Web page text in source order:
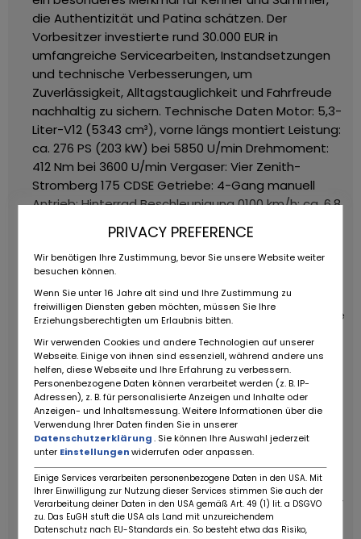
die Authentizität und Patina schätzen. Der
Vorbesitzer investierte rund 30.000 EUR in
umfangreiche Servicearbeiten, Instandsetzungen
und technische Verbesserungen, um
Zuverlässigkeit, Alltagstauglichkeit und Fahrfreude
nachhaltig zu sichern. Technische Daten Motor: 5,3-
Liter-V12 (5343 cm³), vorne längs montiert Leistung:
ca. 276 PS (203 kW) bei 5850 U/min Drehmoment:
412 Nm bei 3600 U/min Vergaser: Vier Zenith-
Stromberg 175 CDSEGetriebe: 4-Gang manuell
Antrieb: HinterradBeschleunigung 0100 km/h: ca. 6,8
Sonderausstattung & Verbesserungen
Sonderkühler (Mercedes-Benz SL) für verbesserte
KühlungAutomatisch zuschaltbarer Zusatzlüfter
Großer ÖlkühlerVergaseranlage 2009 erneuert
Gehärtete Ventile für bleifreien BetriebVerbesserte
KlimatechnikCD-Wechsler integriertBremsanlage
optimiert für bessere VerzögerungSpezielle Felgen
& Reifen für verbesserte Straßenlage
Automatische Stromunterbrechung für
WinterstilllegungDokumentation & Historie
Deutsche FahrzeugpapiereOldtimer H-Abnahme
Classic Data Wertgutachten von 2004 und 2014
Umfangreiche Rechnungen über Instandhaltungen
& VerbesserungenBesonderheit Die Serie 3 mit V12-
Motor wurde nur von 1971 bis 1974 produziert und ist
PRIVACY PREFERENCE
Wir benötigen Ihre Zustimmung, bevor Sie unsere Website weiter
besuchen können.
Wenn Sie unter 16 Jahre alt sind und Ihre Zustimmung zu
freiwilligen Diensten geben möchten, müssen Sie Ihre
Erziehungsberechtigten um Erlaubnis bitten.
Wir verwenden Cookies und andere Technologien auf unserer
Webseite. Einige von ihnen sind essenziell, während andere uns
helfen, diese Webseite und Ihre Erfahrung zu verbessern.
Personenbezogene Daten können verarbeitet werden (z. B. IP-
Adressen), z. B. für personalisierte Anzeigen und Inhalte oder
Anzeigen- und Inhaltsmessung. Weitere Informationen über die
Verwendung Ihrer Daten finden Sie in unserer
Datenschutzerklärung. Sie können Ihre Auswahl jederzeit
unter Einstellungenwiderrufen oder anpassen.
Einige Services verarbeiten personenbezogene Daten in den USA. Mit
Ihrer Einwilligung zur Nutzung dieser Services stimmen Sie auch der
Verarbeitung deiner Daten in den USA gemäß Art. 49 (1) lit. a DSGVO
zu. Das EuGH stuft die USA als Land mit unzureichendem
Datenschutz nach EU-Standards ein. So besteht etwa das Risiko,